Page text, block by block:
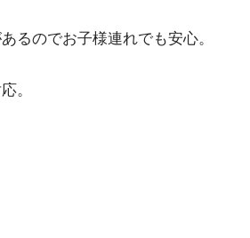
るのでお子様連れでも安心。
。